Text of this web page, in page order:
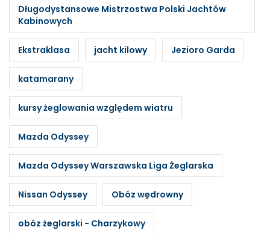
Długodystansowe Mistrzostwa Polski Jachtów
Kabinowych
Ekstraklasa jacht kilowy Jezioro Garda
katamarany
kursy żeglowania względem wiatru
Mazda Odyssey
Mazda Odyssey Warszawska Liga Żeglarska
Nissan Odyssey Obóz wędrowny
obóz żeglarski - Charzykowy